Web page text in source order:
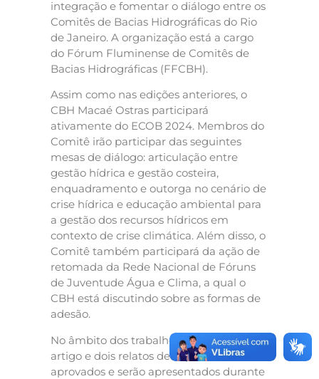
integração e fomentar o diálogo entre os
Comitês de Bacias Hidrográficas do Rio
de Janeiro. A organização está a cargo
do Fórum Fluminense de Comitês de
Bacias Hidrográficas (FFCBH).
Assim como nas edições anteriores, o
CBH Macaé Ostras participará
ativamente do ECOB 2024. Membros do
Comitê irão participar das seguintes
mesas de diálogo: articulação entre
gestão hídrica e gestão costeira,
enquadramento e outorga no cenário de
crise hídrica e educação ambiental para
a gestão dos recursos hídricos em
contexto de crise climática. Além disso, o
Comitê também participará da ação de
retomada da Rede Nacional de Fóruns
de Juventude Água e Clima, a qual o
CBH está discutindo sobre as formas de
adesão.
No âmbito dos trabalhos científicos, um
artigo e dois relatos de experiência foram
aprovados e serão apresentados durante